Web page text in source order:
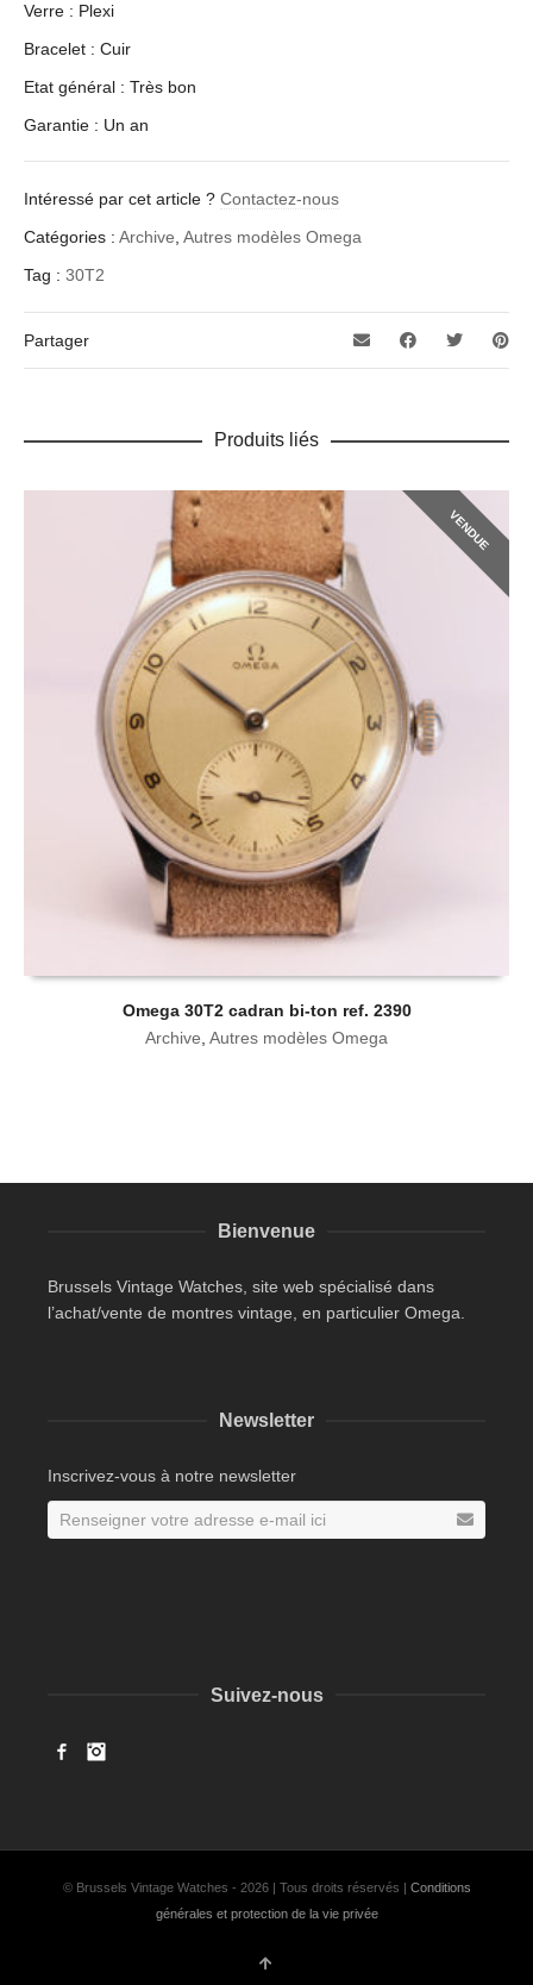
Verre : Plexi
Bracelet : Cuir
Etat général : Très bon
Garantie : Un an
Intéressé par cet article ? Contactez-nous
Catégories : Archive, Autres modèles Omega
Tag : 30T2
Partager
Produits liés
VENDUE
Omega 30T2 cadran bi-ton ref. 2390
Archive, Autres modèles Omega
Bienvenue
Brussels Vintage Watches, site web spécialisé dans
l’achat/vente de montres vintage, en particulier Omega.
Newsletter
Inscrivez-vous à notre newsletter
Suivez-nous
Facebook
© Brussels Vintage Watches - 2026 | Tous droits réservés | Conditions
générales et protection de la vie privée